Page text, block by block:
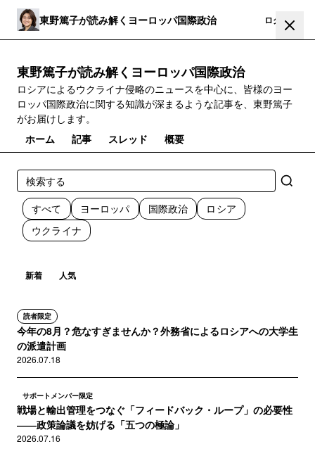
東野篤子が読み解くヨーロッパ国際政治 ログイン
東野篤子が読み解くヨーロッパ国際政治
ロシアによるウクライナ侵略のニュースを中心に、皆様のヨー
ロッパ国際政治に関する知識が深まるような記事を、東野篤子
がお届けします。
ホーム
記事 スレッド 概要
すべて ヨーロッパ 国際政治
ロシア
ウクライナ
新着 人気
読者限定
今年の8月？危なすぎませんか？外務省によるロシアへの大学生
の派遣計画
2026.07.18
サポートメンバー限定
戦場と輸出管理をつなぐ「フィードバック・ループ」の必要性
――政策論議を妨げる「五つの極論」
2026.07.16